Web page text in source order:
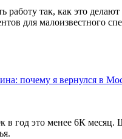
так, как это
для малоизвестного
почему я вернулся в
в год это менее 6К месяц.